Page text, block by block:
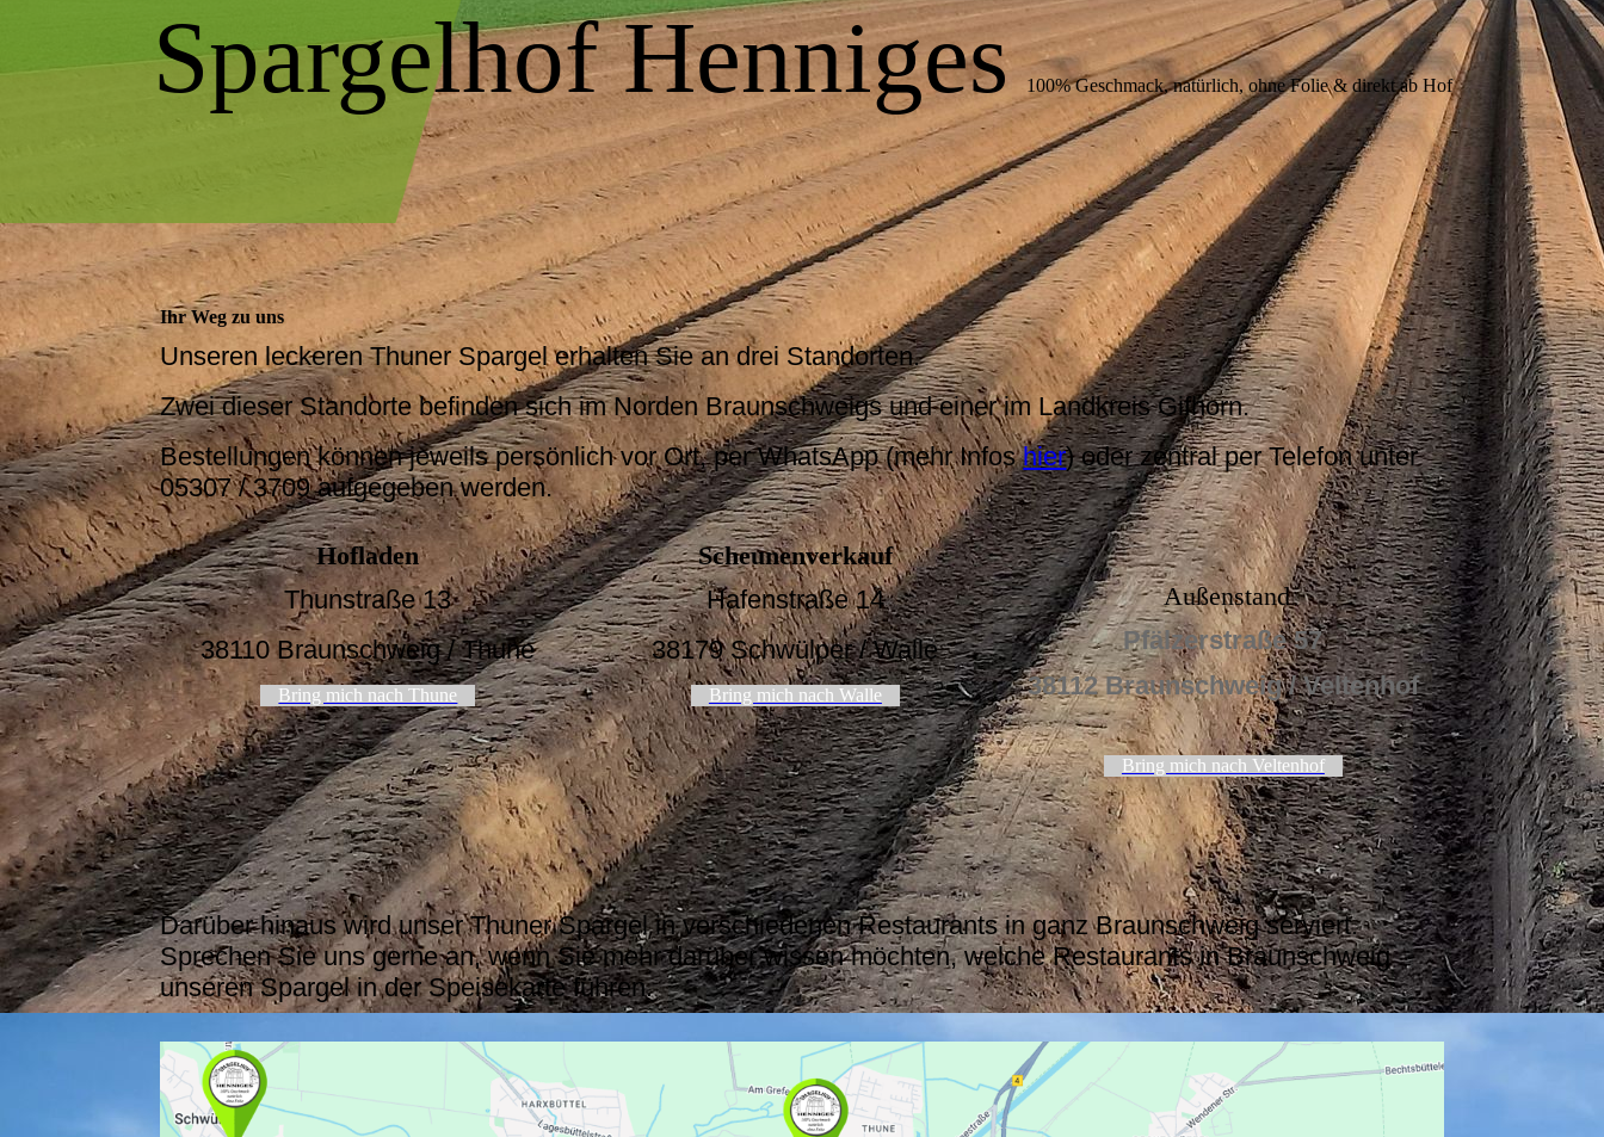
Spargelhof Henniges 100% Geschmack, natürlich, ohne Folie & direkt ab Hof
Ihr Weg zu uns
Unseren leckeren Thuner Spargel erhalten Sie an drei Standorten.
Zwei dieser Standorte befinden sich im Norden Braunschweigs und einer im Landkreis Gifhorn.
Bestellungen können jeweils persönlich vor Ort, per WhatsApp (mehr Infoshier) oder zentral per Telefon unter
05307 / 3709 aufgegeben werden.
Hofladen
Thunstraße 13
38110 Braunschweig / Thune
Bring mich nach Thune
Scheunenverkauf
Hafenstraße14
38179 Schwülper / Walle
Bring mich nach Walle
Außenstand
Pfälzerstraße 57
38112 Braunschweig / Veltenhof
Bring mich nach Veltenhof
Darüber hinaus wird unser Thuner Spargel in verschiedenen Restaurants in ganz Braunschweig serviert.
Sprechen Sie uns gerne an, wenn Sie mehr darüber wissen möchten, welche Restaurants in Braunschweig
unseren Spargel in der Speisekarte führen.